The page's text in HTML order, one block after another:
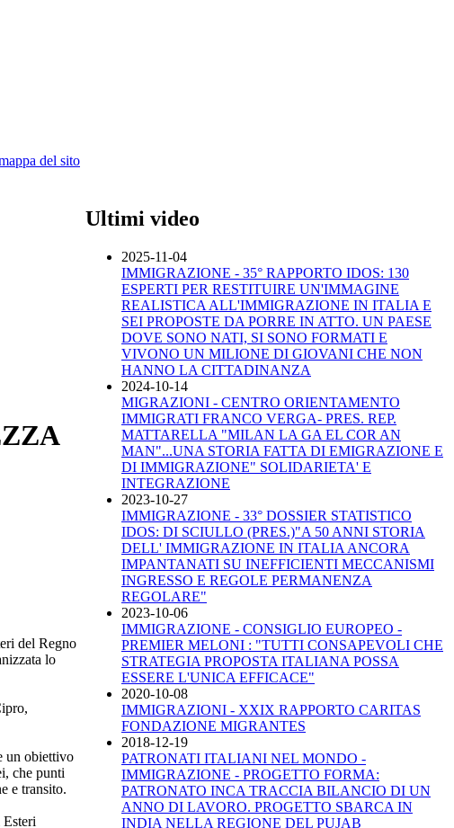
del sito
del Regno
lo
un obiettivo
che punti
e transito.
Ultimi video
2025-11-04
IMMIGRAZIONE - 35° RAPPORTO IDOS: 130
ESPERTI PER RESTITUIRE UN'IMMAGINE
REALISTICA ALL'IMMIGRAZIONE IN ITALIA E
SEI PROPOSTE DA PORRE IN ATTO. UN PAESE
DOVE SONO NATI, SI SONO FORMATI E
VIVONO UN MILIONE DI GIOVANI CHE NON
HANNO LA CITTADINANZA
2024-10-14
MIGRAZIONI - CENTRO ORIENTAMENTO
IMMIGRATI FRANCO VERGA- PRES. REP.
MATTARELLA "MILAN LA GA EL COR AN
MAN"...UNA STORIA FATTA DI EMIGRAZIONE E
DI IMMIGRAZIONE" SOLIDARIETA' E
INTEGRAZIONE
2023-10-27
IMMIGRAZIONE - 33° DOSSIER STATISTICO
IDOS: DI SCIULLO (PRES.)"A 50 ANNI STORIA
DELL' IMMIGRAZIONE IN ITALIA ANCORA
IMPANTANATI SU INEFFICIENTI MECCANISMI
INGRESSO E REGOLE PERMANENZA
REGOLARE"
2023-10-06
IMMIGRAZIONE - CONSIGLIO EUROPEO -
PREMIER MELONI : "TUTTI CONSAPEVOLI CHE
STRATEGIA PROPOSTA ITALIANA POSSA
ESSERE L'UNICA EFFICACE"
2020-10-08
IMMIGRAZIONI - XXIX RAPPORTO CARITAS
FONDAZIONE MIGRANTES
2018-12-19
PATRONATI ITALIANI NEL MONDO -
IMMIGRAZIONE - PROGETTO FORMA:
PATRONATO INCA TRACCIA BILANCIO DI UN
ANNO DI LAVORO. PROGETTO SBARCA IN
INDIA NELLA REGIONE DEL PUJAB